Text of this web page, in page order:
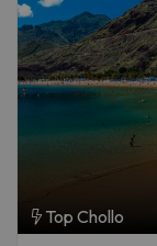
Top Chollo